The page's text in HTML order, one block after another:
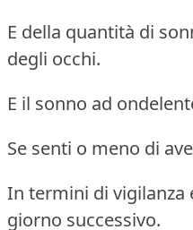
E della quantità di
degli occhi.
E il sonno ad
Se senti o meno di
In termini di vigilanza
giorno successivo.